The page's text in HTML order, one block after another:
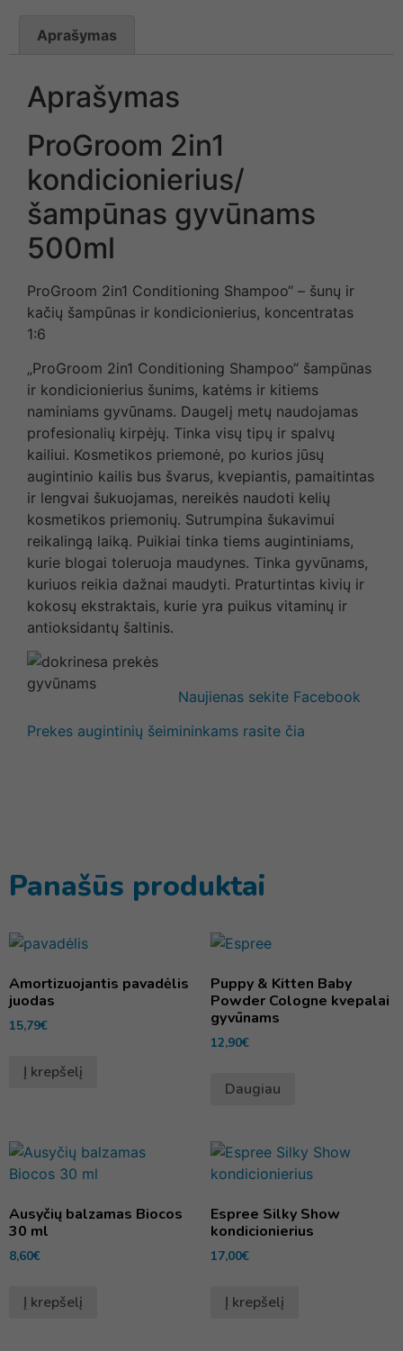
Aprašymas
Aprašymas
ProGroom 2in1
kondicionierius/
šampūnas gyvūnams
500ml
ProGroom 2in1 Conditioning Shampoo“ – šunų ir
kačių šampūnas ir kondicionierius, koncentratas
1:6
„ProGroom 2in1 Conditioning Shampoo“ šampūnas
ir kondicionierius šunims, katėms ir kitiems
naminiams gyvūnams. Daugelį metų naudojamas
profesionalių kirpėjų. Tinka visų tipų ir spalvų
kailiui. Kosmetikos priemonė, po kurios jūsų
augintinio kailis bus švarus, kvepiantis, pamaitintas
ir lengvai šukuojamas, nereikės naudoti kelių
kosmetikos priemonių. Sutrumpina šukavimui
reikalingą laiką. Puikiai tinka tiems augintiniams,
kurie blogai toleruoja maudynes. Tinka gyvūnams,
kuriuos reikia dažnai maudyti. Praturtintas kivių ir
kokosų ekstraktais, kurie yra puikus vitaminų ir
antioksidantų šaltinis.
Naujienas sekite Facebook
Prekes augintinių šeimininkams rasite čia
Panašūs produktai
Amortizuojantis pavadėlis
juodas
15,79€
Į krepšelį
Puppy & Kitten Baby
Powder Cologne kvepalai
gyvūnams
12,90€
Daugiau
Ausyčių balzamas Biocos
30 ml
8,60€
Į krepšelį
Espree Silky Show
kondicionierius
17,00€
Į krepšelį